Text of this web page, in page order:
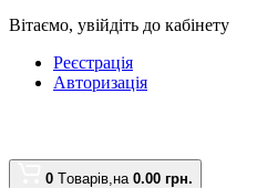
Вітаємо, увійдіть до кабінету
Реєстрація
Авторизація
0 Tоварів,на 0.00 грн.